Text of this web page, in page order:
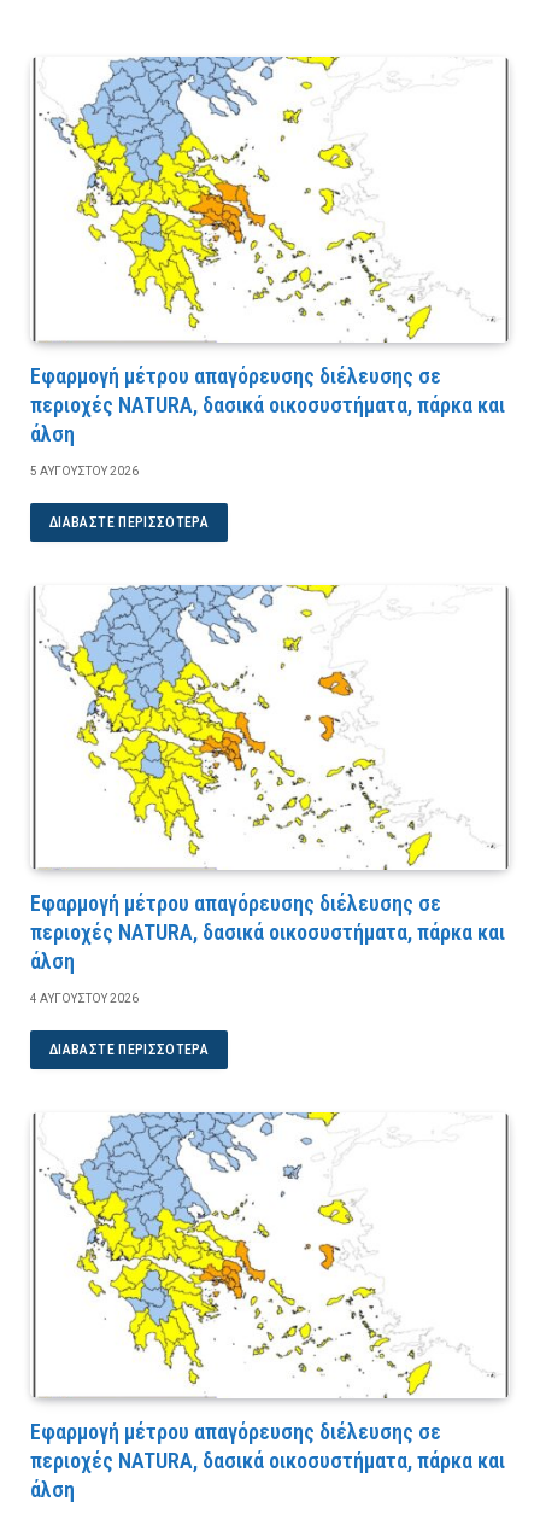
Εφαρμογή μέτρου απαγόρευσης διέλευσης σε
περιοχές NATURA, δασικά οικοσυστήματα, πάρκα και
άλση
5 ΑΥΓΟΎΣΤΟΥ 2026
ΔΙΑΒΆΣΤΕ ΠΕΡΙΣΣΌΤΕΡΑ
Εφαρμογή μέτρου απαγόρευσης διέλευσης σε
περιοχές NATURA, δασικά οικοσυστήματα, πάρκα και
άλση
4 ΑΥΓΟΎΣΤΟΥ 2026
ΔΙΑΒΆΣΤΕ ΠΕΡΙΣΣΌΤΕΡΑ
Εφαρμογή μέτρου απαγόρευσης διέλευσης σε
περιοχές NATURA, δασικά οικοσυστήματα, πάρκα και
άλση